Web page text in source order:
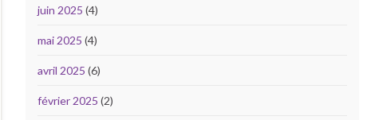
juin 2025 (4)
mai 2025 (4)
avril 2025 (6)
février 2025 (2)